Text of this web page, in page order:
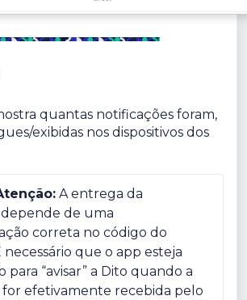
quantas notificações foram,
exibidas nos dispositivos dos
A entrega da
de uma
correta no código do
necessário que o app esteja
“avisar” a Dito quando a
for efetivamente recebida pelo